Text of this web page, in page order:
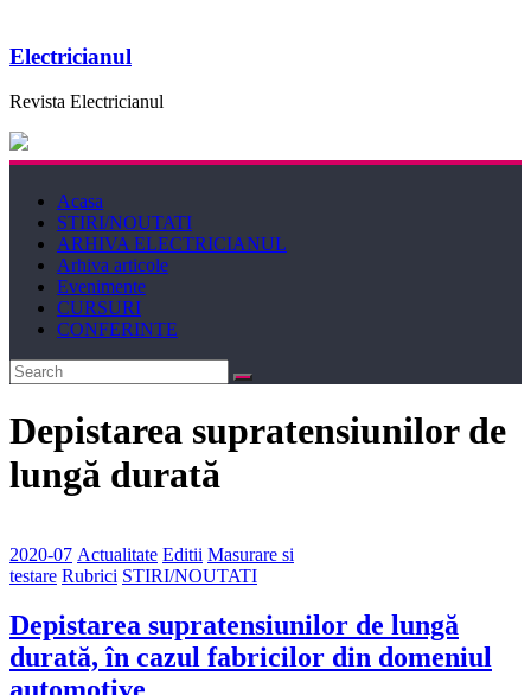
Electricianul
Revista Electricianul
Acasa
STIRI/NOUTATI
ARHIVA ELECTRICIANUL
Arhiva articole
Evenimente
CURSURI
CONFERINTE
Depistarea supratensiunilor de
lungă durată
2020-07 Actualitate Editii Masurare si
testare Rubrici STIRI/NOUTATI
Depistarea supratensiunilor de lungă
durată, în cazul fabricilor din domeniul